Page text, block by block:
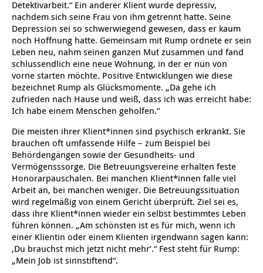
Kindertagesstätte Schneiderberg
Kindertagesstätte Sylter Weg
Kindertagesstätte Tresckowstraße
Kindertagesstätte Voltmerstraße
Kindertagesstätte Wiehbergstraße
Offene Sprach-Sprechstunde
Kindertagesstätte Moorlilienweg /
Familienzentrum
Kindertagesstätte Mühenkamp / Familienzentrum
Kindertagesstätte Petermannstraße /
Familienzentrum
Kindertagesstätte Pfarrlandplatz
Hör- und Sprachheilkindergarten Ratswiese
Kindertagesstätte Rosenbergstraße
Kindertagesstätte Schneiderberg
Kindertagesstätte Schweriner Straße /
Familienzentrum
Kindertagesstätte Sylter Weg
Detektivarbeit.“ Ein anderer Klient wurde depressiv,
nachdem sich seine Frau von ihm getrennt hatte. Seine
Depression sei so schwerwiegend gewesen, dass er kaum
noch Hoffnung hatte. Gemeinsam mit Rump ordnete er sein
Leben neu, nahm seinen ganzen Mut zusammen und fand
schlussendlich eine neue Wohnung, in der er nun von
vorne starten möchte. Positive Entwicklungen wie diese
bezeichnet Rump als Glücksmomente. „Da gehe ich
zufrieden nach Hause und weiß, dass ich was erreicht habe:
Ich habe einem Menschen geholfen.“
Die meisten ihrer Klient*innen sind psychisch erkrankt. Sie
brauchen oft umfassende Hilfe – zum Beispiel bei
Behördengängen sowie der Gesundheits- und
Vermögensssorge. Die Betreuungsvereine erhalten feste
Honorarpauschalen. Bei manchen Klient*innen falle viel
Arbeit an, bei manchen weniger. Die Betreuungssituation
wird regelmäßig von einem Gericht überprüft. Ziel sei es,
dass ihre Klient*innen wieder ein selbst bestimmtes Leben
führen können. „Am schönsten ist es für mich, wenn ich
einer Klientin oder einem Klienten irgendwann sagen kann:
‚Du brauchst mich jetzt nicht mehr‘.“ Fest steht für Rump:
„Mein Job ist sinnstiftend“.